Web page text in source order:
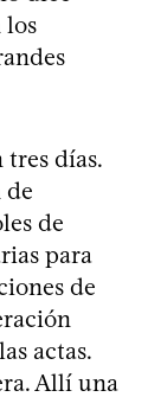
los
tres días.
de
de
para
de
actas.
Allí una